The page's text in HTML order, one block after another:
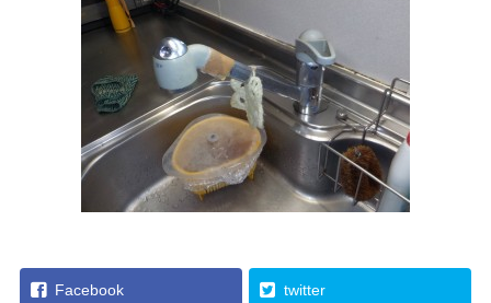
Facebook twitter